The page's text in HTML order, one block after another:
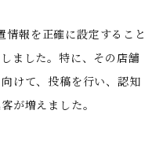
報を正確に設定すること
ました。特に、その店舗
けて、投稿を行い、認知
が増えました。